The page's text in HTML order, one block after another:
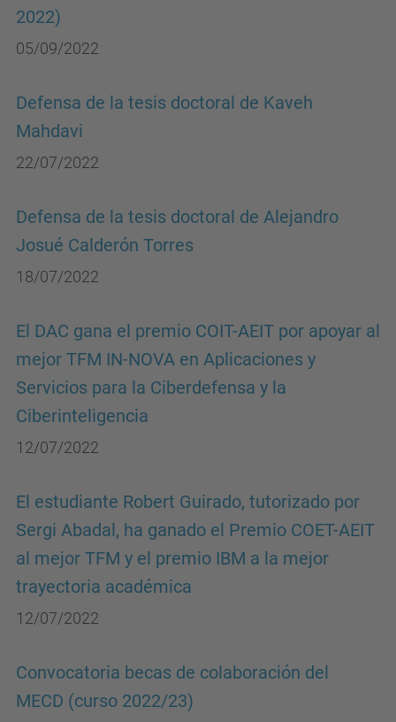
2022)
05/09/2022
Defensa de la tesis doctoral de Kaveh
Mahdavi
22/07/2022
Defensa de la tesis doctoral de Alejandro
Josué Calderón Torres
18/07/2022
El DAC gana el premio COIT-AEIT por apoyar al
mejor TFM IN-NOVA en Aplicaciones y
Servicios para la Ciberdefensa y la
Ciberinteligencia
12/07/2022
El estudiante Robert Guirado, tutorizado por
Sergi Abadal, ha ganado el Premio COET-AEIT
al mejor TFM y el premio IBM a la mejor
trayectoria académica
12/07/2022
Convocatoria becas de colaboración del
MECD (curso 2022/23)